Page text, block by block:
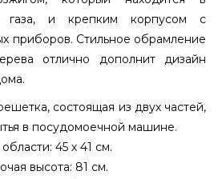
газа, и крепким корпусом с
приборов. Стильное обрамление
отлично дополнит дизайн
состоящая из двух частей,
в посудомоечной машине.
45 х 41 см.
высота: 81 см.